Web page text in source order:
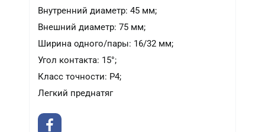
Внутренний диаметр: 45 мм;
Внешний диаметр: 75 мм;
Ширина одного/пары: 16/32 мм;
Угол контакта: 15°;
Класс точности: P4;
Легкий преднатяг